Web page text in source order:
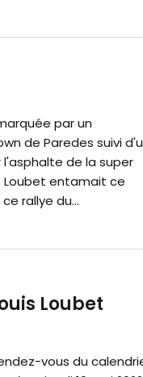
par un
de Paredes suivi
de la super
Loubet entamait ce
rallye du...
Loubet
vous du